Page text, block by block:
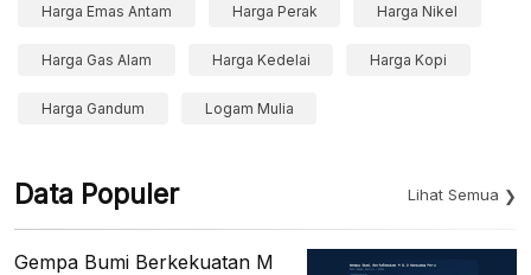
Harga Emas Antam Harga Perak Harga Nikel
Harga Gas Alam Harga Kedelai Harga Kopi
Harga Gandum Logam Mulia
Data Populer Lihat Semua
Gempa Bumi Berkekuatan M